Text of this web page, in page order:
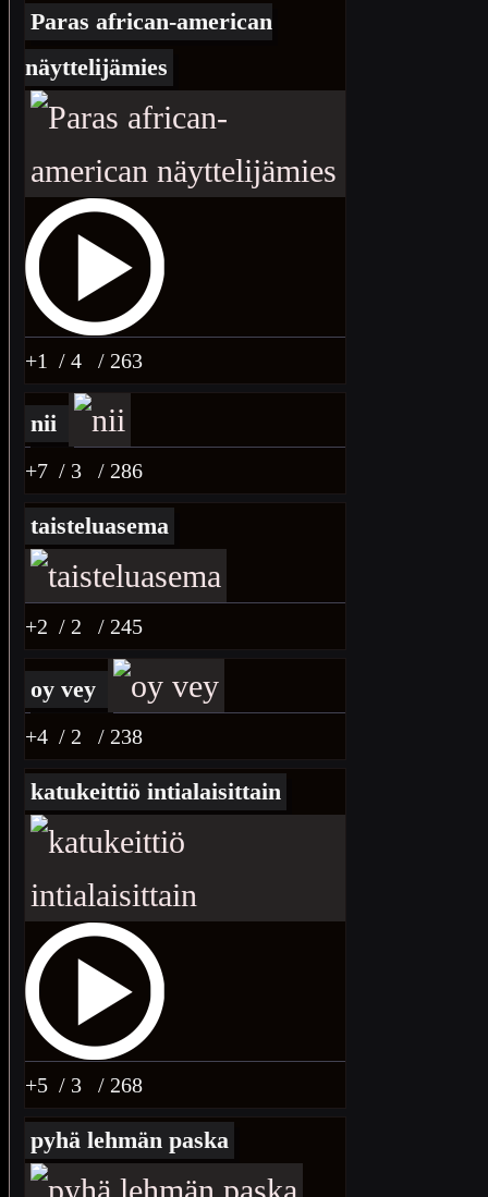
Paras african-american
näyttelijämies
+1 / 4 / 263
nii
+7 / 3 / 286
taisteluasema
+2 / 2 / 245
oy vey
+4 / 2 / 238
katukeittiö intialaisittain
+5 / 3 / 268
pyhä lehmän paska